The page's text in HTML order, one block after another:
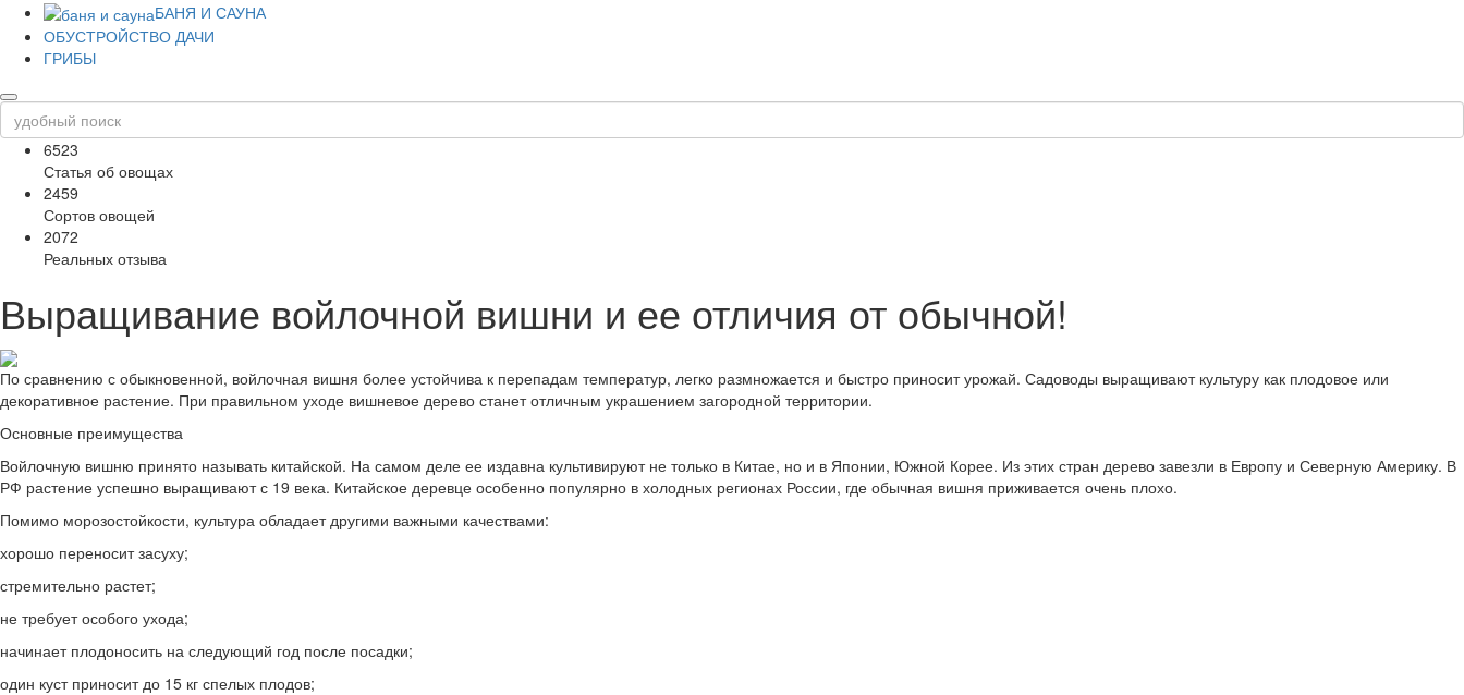
БАНЯ И САУНА
ОБУСТРОЙСТВО ДАЧИ
ГРИБЫ
6523
Статья об овощах
2459
Сортов овощей
2072
Реальных отзыва
Выращивание войлочной вишни и ее отличия от обычной!
По сравнению с обыкновенной, войлочная вишня более устойчива к перепадам температур, легко размножается и быстро приносит урожай. Садоводы выращивают культуру как плодовое или
декоративное растение. При правильном уходе вишневое дерево станет отличным украшением загородной территории.
Основные преимущества
Войлочную вишню принято называть китайской. На самом деле ее издавна культивируют не только в Китае, но и в Японии, Южной Корее. Из этих стран дерево завезли в Европу и Северную Америку. В
РФ растение успешно выращивают с 19 века. Китайское деревце особенно популярно в холодных регионах России, где обычная вишня приживается очень плохо.
Помимо морозостойкости, культура обладает другими важными качествами:
хорошо переносит засуху;
стремительно растет;
не требует особого ухода;
начинает плодоносить на следующий год после посадки;
один куст приносит до 15 кг спелых плодов;